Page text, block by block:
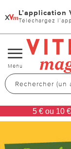
x L’application
Téléchargez
Changer
de
navigation
Menu
5 € ou 10